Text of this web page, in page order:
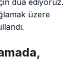
üzere